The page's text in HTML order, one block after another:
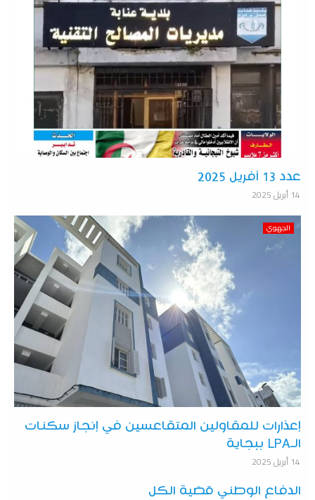
عدد 13 أفريل 2025
14 أبريل 2025
الجهوي
إعذارات للمقاولين المتقاعسين في إنجاز سكنات
الـLPA ببجاية
14 أبريل 2025
الدفاع الوطني قضية الكل